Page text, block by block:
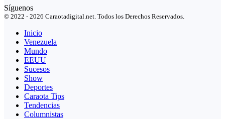
Síguenos
© 2022 - 2026 Caraotadigital.net. Todos los Derechos Reservados.
Inicio
Venezuela
Mundo
EEUU
Sucesos
Show
Deportes
Caraota Tips
Tendencias
Columnistas